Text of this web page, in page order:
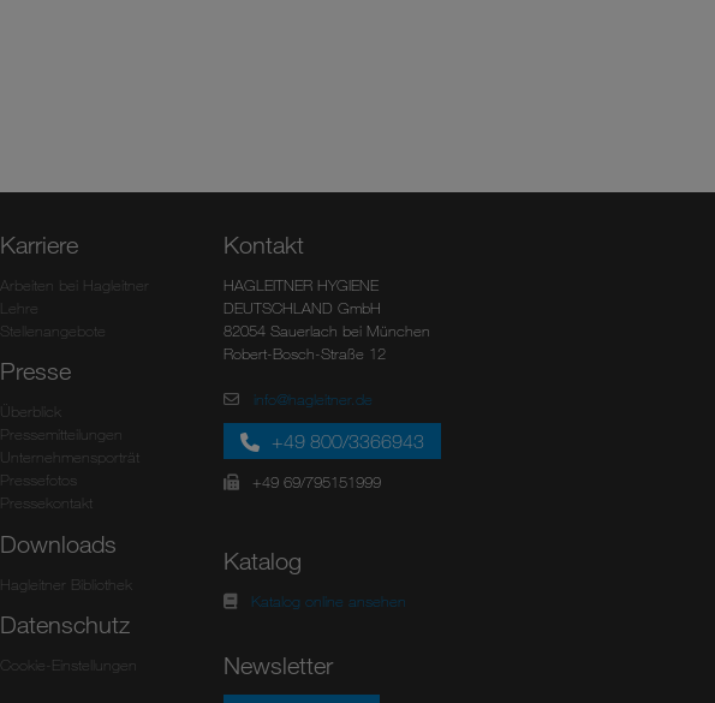
Karriere
Arbeiten bei Hagleitner
Lehre
Stellenangebote
Presse
Überblick
Pressemitteilungen
Unternehmensporträt
Pressefotos
Pressekontakt
Downloads
Hagleitner Bibliothek
Datenschutz
Cookie-Einstellungen
Kontakt
HAGLEITNER HYGIENE
DEUTSCHLAND GmbH
82054 Sauerlach bei München
Robert-Bosch-Straße 12
info@hagleitner.de
+49 800/3366943
+49 69/795151999
Katalog
Katalog online ansehen
Newsletter